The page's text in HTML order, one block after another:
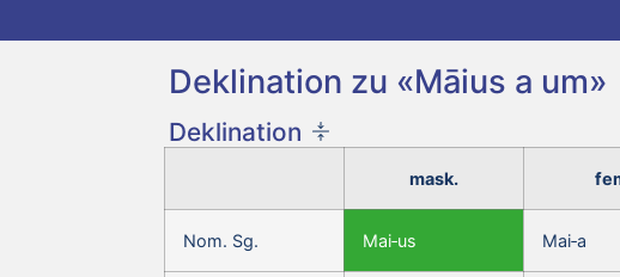
Deklination zu «Māius a um»
Deklination
mask.
Nom. Sg. Mai‑us Mai‑a